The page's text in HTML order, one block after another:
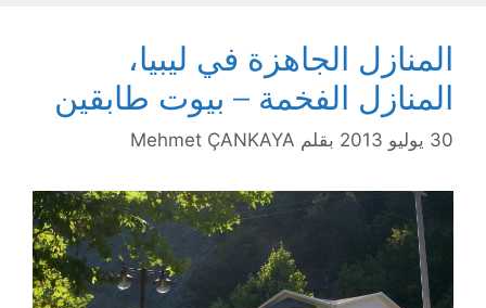
المنازل الجاهزة في ليبيا،
المنازل الفخمة – بيوت طابقين
30 يوليو 2013 بقلم Mehmet ÇANKAYA